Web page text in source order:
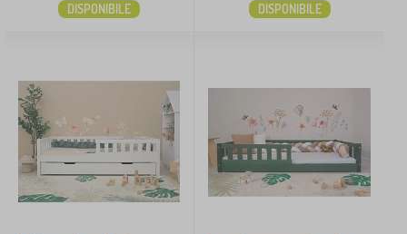
FILTRAGGIO
DISPONIBILE DISPONIBILE